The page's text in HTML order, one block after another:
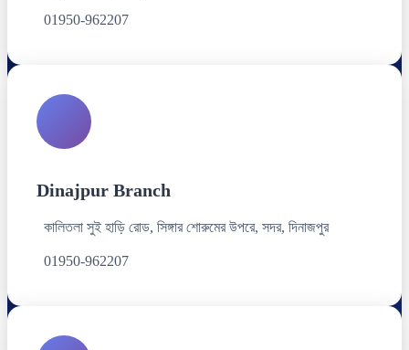
01950-962207
Dinajpur Branch
কালিতলা সুই হাড়ি রোড, সিঙ্গার শোরুমের উপরে, সদর, দিনাজপুর
01950-962207